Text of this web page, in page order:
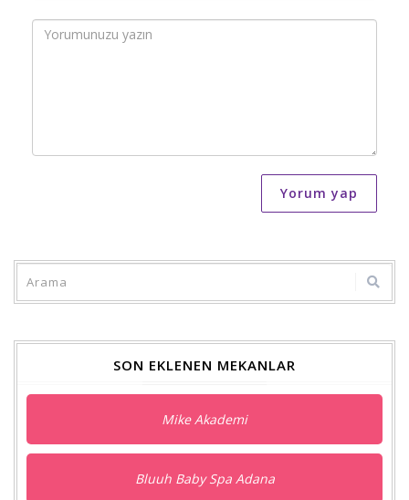
Yorum yap
SON EKLENEN MEKANLAR
Mike Akademi
Bluuh Baby Spa Adana